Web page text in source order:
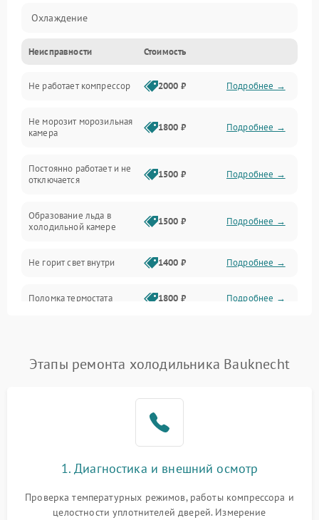
Охлаждение
Механика
Электропитание
Дренаж
Неисправности Стоимость
Не работает компрессор 2000 ₽ Подробнее →
Не морозит морозильная
камера
1800 ₽ Подробнее →
Постоянно работает и не
отключается
1500 ₽ Подробнее →
Образование льда в
холодильной камере
1500 ₽ Подробнее →
Не горит свет внутри 1400 ₽ Подробнее →
Поломка термостата 1800 ₽ Подробнее →
Поломка системы No Frost 2600 ₽ Подробнее →
работе
2000 ₽ Подробнее →
Этапы ремонта холодильника Bauknecht
1. Диагностика и внешний осмотр
Проверка температурных режимов, работы компрессора и
целостности уплотнителей дверей. Измерение